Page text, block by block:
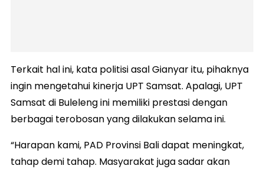
Terkait hal ini, kata politisi asal Gianyar itu, pihaknya
ingin mengetahui kinerja UPT Samsat. Apalagi, UPT
Samsat di Buleleng ini memiliki prestasi dengan
berbagai terobosan yang dilakukan selama ini.
“Harapan kami, PAD Provinsi Bali dapat meningkat,
tahap demi tahap. Masyarakat juga sadar akan